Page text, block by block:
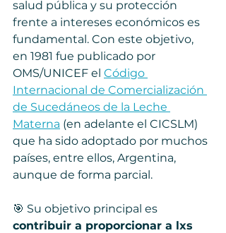
salud pública y su protección
frente a intereses económicos es
fundamental. Con este objetivo,
en 1981 fue publicado por
OMS/UNICEF el Código
Internacional de Comercialización
de Sucedáneos de la Leche
Materna (en adelante el CICSLM)
que ha sido adoptado por muchos
países, entre ellos, Argentina,
aunque de forma parcial.
🎯 Su objetivo principal es
contribuir a proporcionar a lxs